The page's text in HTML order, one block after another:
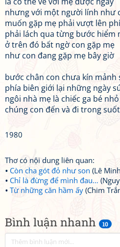
Bình luận nhanh 10
nhưng với một người lính như
muốn gặp mẹ phải vượt lên
phải lách qua từng bước hiểm
ở trên đó bất ngờ con gặp mẹ
như con đang gặp mẹ bây giờ
bước chân con chưa kín mảnh
phía biên giới lại những ngày
ngôi nhà mẹ là chiếc ga bé nhỏ
chúng con đến và đi trong
1980
Thơ có nội dung liên quan:
Còn cha gót đỏ như son (Lê
Chỉ là đừng để mình đau…
Từ những căn hầm ấy (Chim